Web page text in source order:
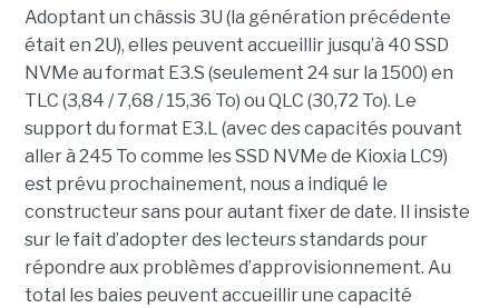
Adoptant un châssis 3U (la génération précédente
était en 2U), elles peuvent accueillir jusqu’à 40 SSD
NVMe au format E3.S (seulement 24 sur la 1500) en
TLC (3,84 / 7,68 / 15,36 To) ou QLC (30,72 To). Le
support du format E3.L (avec des capacités pouvant
aller à 245 To comme les SSD NVMe de Kioxia LC9)
est prévu prochainement, nous a indiqué le
constructeur sans pour autant fixer de date. Il insiste
sur le fait d’adopter des lecteurs standards pour
répondre aux problèmes d’approvisionnement. Au
total les baies peuvent accueillir une capacité